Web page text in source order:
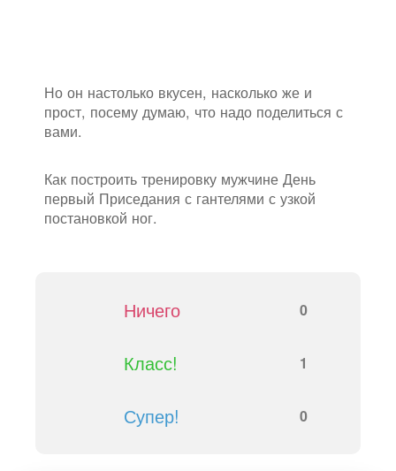
Но он настолько вкусен, насколько же и
прост, посему думаю, что надо поделиться с
вами.
Как построить тренировку мужчине День
первый Приседания с гантелями с узкой
постановкой ног.
Ничего 0
Класс! 1
Супер! 0